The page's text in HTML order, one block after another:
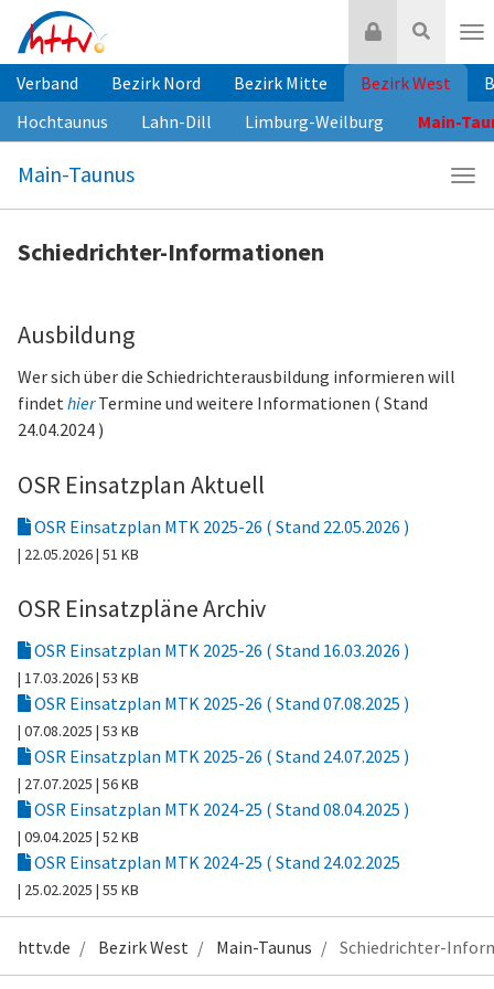
Inhalt
springen
Suche
Login
Verband Bezirk Nord Bezirk Mitte Bezirk West
Hochtaunus
Lahn-Dill Limburg-Weilburg Main-
Main-Taunus
Schiedrichter-Informationen
Ausbildung
Wer sich über die Schiedrichterausbildung informieren will
findethierTermine und weitere Informationen ( Stand
24.04.2024 )
OSR Einsatzplan Aktuell
OSR Einsatzplan MTK 2025-26 ( Stand 22.05.2026 )
| 22.05.2026| 51 KB
OSR Einsatzpläne Archiv
OSR Einsatzplan MTK 2025-26 ( Stand 16.03.2026 )
| 17.03.2026| 53 KB
OSR Einsatzplan MTK 2025-26 ( Stand 07.08.2025 )
| 07.08.2025 | 53 KB
OSR Einsatzplan MTK 2025-26 ( Stand 24.07.2025 )
| 27.07.2025 | 56 KB
OSR Einsatzplan MTK 2024-25 ( Stand 08.04.2025 )
| 09.04.2025 | 52 KB
OSR Einsatzplan MTK 2024-25 ( Stand 24.02.2025
| 25.02.2025 | 55 KB
httv.de Bezirk West Main-Taunus Schiedrichter-